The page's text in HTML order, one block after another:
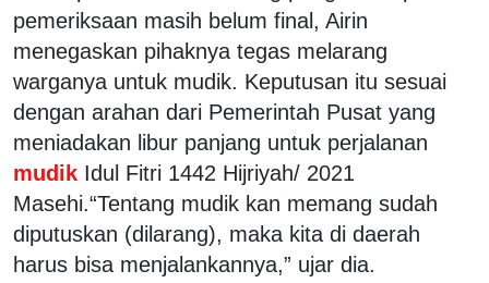
pemeriksaan masih belum final, Airin
menegaskan pihaknya tegas melarang
warganya untuk mudik. Keputusan itu sesuai
dengan arahan dari Pemerintah Pusat yang
meniadakan libur panjang untuk perjalanan
mudik Idul Fitri 1442 Hijriyah/ 2021
Masehi.“Tentang mudik kan memang sudah
diputuskan (dilarang), maka kita di daerah
harus bisa menjalankannya,” ujar dia.